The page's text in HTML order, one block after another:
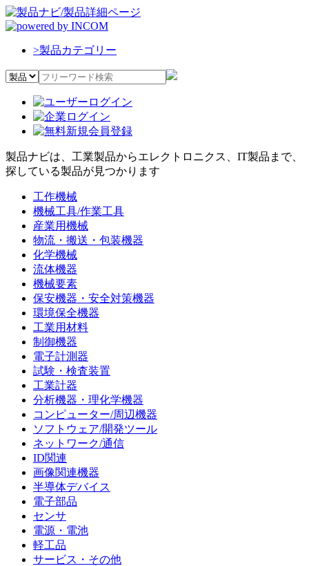
>製品カテゴリー
製品ナビは、工業製品からエレクトロニクス、IT製品まで、
探している製品が見つかります
工作機械
機械工具/作業工具
産業用機械
物流・搬送・包装機器
化学機械
流体機器
機械要素
保安機器・安全対策機器
環境保全機器
工業用材料
制御機器
電子計測器
試験・検査装置
工業計器
分析機器・理化学機器
コンピューター/周辺機器
ソフトウェア/開発ツール
ネットワーク/通信
ID関連
画像関連機器
半導体デバイス
電子部品
センサ
電源・電池
軽工品
サービス・その他